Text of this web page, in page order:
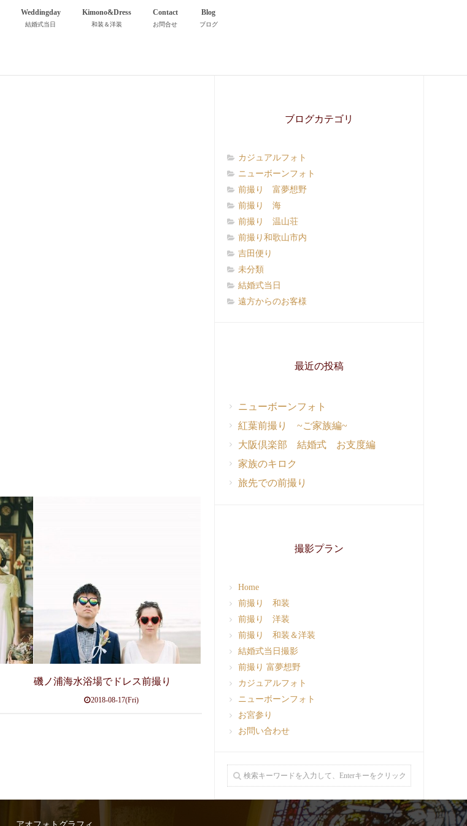
Weddingday
結婚式当日
Kimono&Dress
和装＆洋装
Contact
お問合せ
Blog
ブログ
磯ノ浦海水浴場でドレス前撮り
2018-08-17(Fri)
ブログカテゴリ
カジュアルフォト
ニューボーンフォト
前撮り 富夢想野
前撮り 海
前撮り 温山荘
前撮り和歌山市内
吉田便り
未分類
結婚式当日
遠方からのお客様
最近の投稿
ニューボーンフォト
紅葉前撮り ~ご家族編~
大阪倶楽部 結婚式 お支度編
家族のキロク
旅先での前撮り
撮影プラン
Home
前撮り 和装
前撮り 洋装
前撮り 和装＆洋装
結婚式当日撮影
前撮り 富夢想野
カジュアルフォト
ニューボーンフォト
お宮参り
お問い合わせ